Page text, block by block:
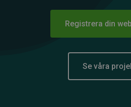
Registrera din
Se våra